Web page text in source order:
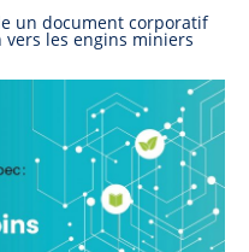
un document corporatif
les engins miniers